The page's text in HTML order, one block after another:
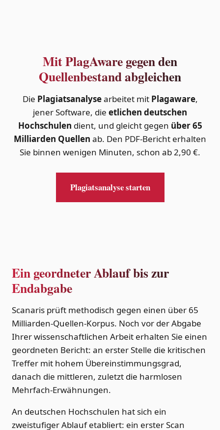
Mit PlagAware gegen den
Quellenbestand abgleichen
Die Plagiatsanalysearbeitet mit Plagaware,
jener Software, die etlichen deutschen
Hochschulen dient, und gleicht gegen über 65
Milliarden Quellen ab. Den PDF-Bericht erhalten
Sie binnen wenigen Minuten, schon ab 2,90 €.
Plagiatsanalyse starten
Ein geordneter Ablauf bis zur
Endabgabe
Scanaris prüft methodisch gegen einen über 65
Milliarden-Quellen-Korpus. Noch vor der Abgabe
Ihrer wissenschaftlichen Arbeit erhalten Sie einen
geordneten Bericht: an erster Stelle die kritischen
Treffer mit hohem Übereinstimmungsgrad,
danach die mittleren, zuletzt die harmlosen
Mehrfach-Erwähnungen.
An deutschen Hochschulen hat sich ein
zweistufiger Ablauf etabliert: ein erster Scan